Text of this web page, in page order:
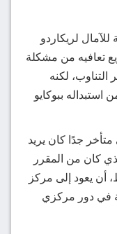
لريكاردو
تعافيه من مشكلة
لكنه
ببوكايو
متأخر جدًا كان يريد
كان من المقرر
يعود إلى مركز
في دور مركزي